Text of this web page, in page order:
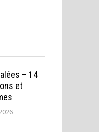
– 14
et